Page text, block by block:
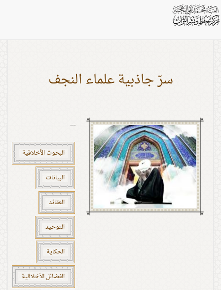
بطاقات: الحكاية
سرّ جاذبية علماء النجف
...
البحوث الأخلاقية
البيانات
العقائد
التوحيد
الحكاية
الفضائل الأخلاقية